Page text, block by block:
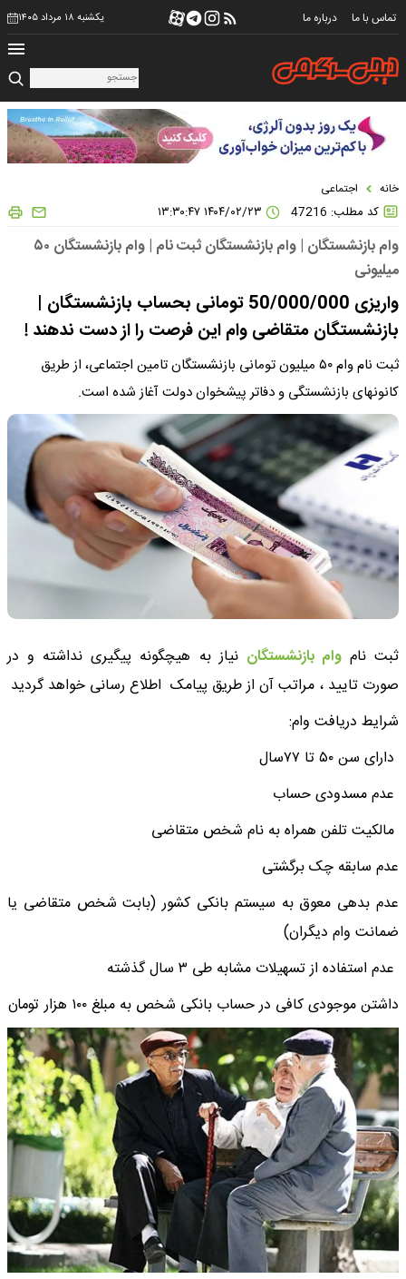
تماس با ما درباره ما یکشنبه ۱۸ مرداد ۱۴۰۵
خانه اجتماعی
کد مطلب: 47216
وام بازنشستگان | وام بازنشستگان ثبت نام | وام بازنشستگان ۵۰
میلیونی
واریزی 50/000/000 تومانی بحساب بازنشستگان |
بازنشستگان متقاضی وام این فرصت را از دست ندهند !
ثبت نام وام ۵۰ میلیون تومانی بازنشستگان تامین اجتماعی، از طریق
کانونهای بازنشستگی و دفاتر پیشخوان دولت آغاز شده است.
ثبت ناموام بازنشستگان نیاز به هیچگونه پیگیری نداشته و در
صورت تایید ، مراتب آن از طریق پیامک اطلاع رسانی خواهد گردید
شرایط دریافت وام:
دارای سن ۵۰ تا ۷۷سال
عدم مسدودی حساب
مالکیت تلفن همراه به نام شخص متقاضی
عدم سابقه چک برگشتی
عدم بدهی معوق به سیستم بانکی کشور (بابت شخص متقاضی یا
ضمانت وام دیگران)
عدم استفاده از تسهیلات مشابه طی ۳ سال گذشته
داشتن موجودی کافی در حساب بانکی شخص به مبلغ ۱۰۰ هزار تومان